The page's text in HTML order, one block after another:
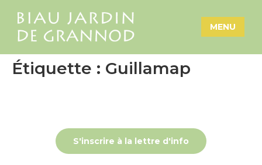
MENU
Étiquette : Guillamap
S'inscrire à la lettre d'info